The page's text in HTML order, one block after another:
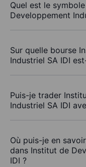
Quel est le
Developpement
Sur quelle bourse
Industriel SA IDI
Puis-je trader
Industriel SA IDI
Où puis-je en
dans Institut de
IDI ?